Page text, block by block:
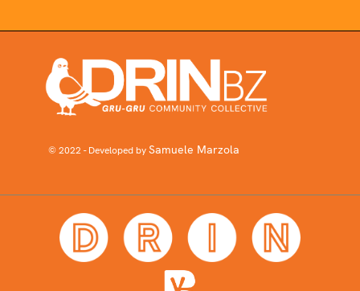
© 2022 - Developed bySamuele Marzola